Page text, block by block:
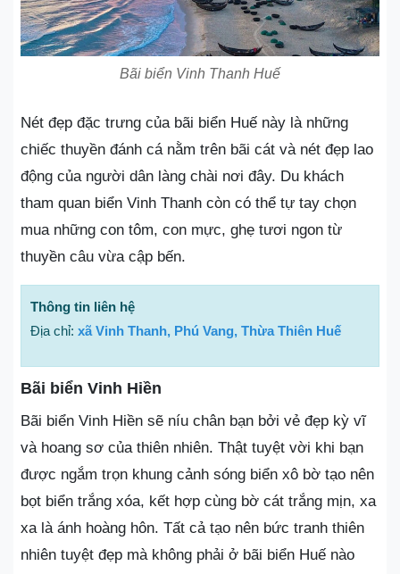
Bãi biển Vinh Thanh Huế
Nét đẹp đặc trưng của bãi biển Huế này là những
chiếc thuyền đánh cá nằm trên bãi cát và nét đẹp lao
động của người dân làng chài nơi đây. Du khách
tham quan biển Vinh Thanh còn có thể tự tay chọn
mua những con tôm, con mực, ghẹ tươi ngon từ
thuyền câu vừa cập bến.
Thông tin liên hệ
Địa chỉ: xã Vinh Thanh, Phú Vang, Thừa Thiên Huế
Bãi biển Vinh Hiền
Bãi biển Vinh Hiền sẽ níu chân bạn bởi vẻ đẹp kỳ vĩ
và hoang sơ của thiên nhiên. Thật tuyệt vời khi bạn
được ngắm trọn khung cảnh sóng biển xô bờ tạo nên
bọt biển trắng xóa, kết hợp cùng bờ cát trắng mịn, xa
xa là ánh hoàng hôn. Tất cả tạo nên bức tranh thiên
nhiên tuyệt đẹp mà không phải ở bãi biển Huế nào